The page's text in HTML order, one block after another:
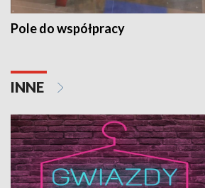
Pole do współpracy
INNE